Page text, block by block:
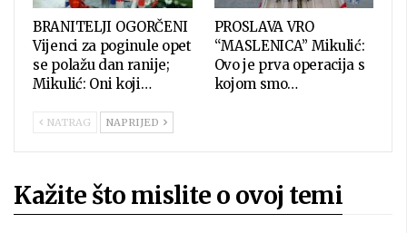
BRANITELJI OGORČENI
Vijenci za poginule opet
se polažu dan ranije;
Mikulić: Oni koji…
PROSLAVA VRO
“MASLENICA” Mikulić:
Ovo je prva operacija s
kojom smo…
NATRAG NAPRIJED
Kažite što mislite o ovoj temi